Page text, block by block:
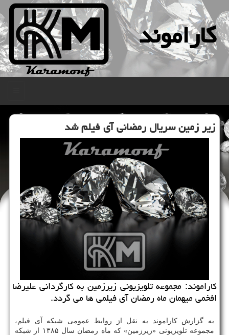
كاراموند
زیر زمین سریال رمضانی آی فیلم شد
كاراموند: مجموعه تلویزیونی زیرزمین به كارگردانی علیرضا
افخمی میهمان ماه رمضان آی فیلمی ها می گردد.
به گزارش كاراموند به نقل از روابط عمومی شبكه آی فیلم،
مجموعه تلویزیونی «زیرزمین» كه ماه رمضان سال ۱۳۸۵ از شبكه